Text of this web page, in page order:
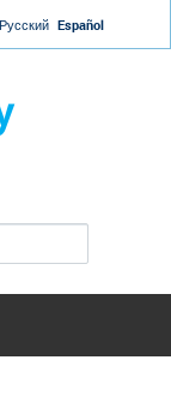
Русский Español